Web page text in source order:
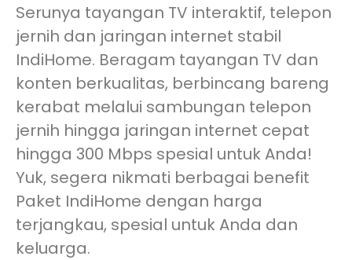
Serunya tayangan TV interaktif, telepon
jernih dan jaringan internet stabil
IndiHome. Beragam tayangan TV dan
konten berkualitas, berbincang bareng
kerabat melalui sambungan telepon
jernih hingga jaringan internet cepat
hingga 300 Mbps spesial untuk Anda!
Yuk, segera nikmati berbagai benefit
Paket IndiHome dengan harga
terjangkau, spesial untuk Anda dan
keluarga.